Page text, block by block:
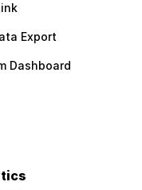
Export
Dashboard